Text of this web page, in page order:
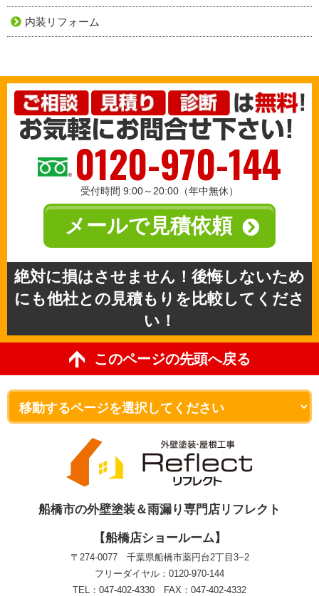
内装リフォーム
0120-970-144
受付時間 9:00～20:00（年中無休）
メールで見積依頼
絶対に損はさせません！後悔しないため
にも他社との見積もりを比較してくださ
い！
このページの先頭へ戻る
船橋市の外壁塗装＆雨漏り専門店リフレクト
【船橋店ショールーム】
〒274-0077 千葉県船橋市薬円台2丁目3−2
フリーダイヤル：0120-970-144
TEL：047-402-4330 FAX：047-402-4332